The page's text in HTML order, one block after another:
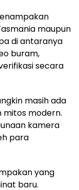
maupun
di antaranya
buram,
secara
masih ada
mitos modern.
kamera
para
yang
baru.